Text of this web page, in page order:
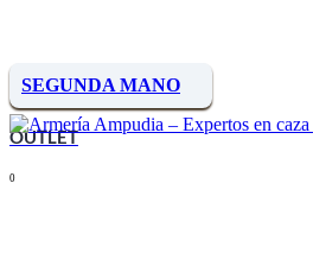
SEGUNDA MANO
OUTLET
0